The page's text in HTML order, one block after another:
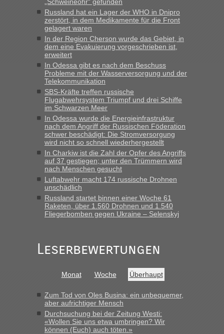
Originalverpackt ist und ersichlich das nicht neu sollte es
keine Probleme geben“
Recht, Visa und Dokumente • Deklaration
gebrauchter Kleidung beim Zoll
„Hallo Leute, ich weiß nicht, ob ich hier richtig bin mit meiner
Anfrage. Ich möchte 4 Umzugskartons mit gebrauchter
Straßen Kleidung bei der Einreise in die Ukraine
mitnehmen. Es ist gebrauchte Kleidung...“
Berichte und Reisetipps • Re: An welchem
Grenzübergang zwischen Polen und der Ukraine geht es am
schnellsten?
„Wir sind mit unserem Wohnmobil, wie geplant am Montag
15.6. in Krakovets rüber. Sehr zeitig los gegen 5 Uhr in der
Früh. Mit sehr sehr wenig Verkehr, super bis zur Grenze. Nur
8 PKW vor der Schranke....“
inBerichte und Reisetipps • Re: An welchem
Grenzübergang zwischen Polen und der Ukraine geht es am
schnellsten?
schnell da auch Passagiere mit EU-Pass dabei waren“
Berichte und Reisetipps • Re: An welchem
Grenzübergang zwischen Polen und der Ukraine geht es am
„Bin am Montag 15.6.26 um 8 Uhr in Urgyniw ausgereist,
das erste Mal an einem Montagmorgen ca. 15 Fahrzeuge
vor mir, bin sonst der Erste oder Zweite, egal, nach ca 20
Minuten wurde dann die nächste Welle...“
Russland hat ein Lager der WHO in Dnipro
zerstört, in dem Medikamente für die Front
gelagert waren
In der Region Cherson wurde das Gebiet, in
dem eine Evakuierung vorgeschrieben ist,
erweitert
In Odessa gibt es nach dem Beschuss
Probleme mit der Wasserversorgung und der
Telekommunikation
SBS-Kräfte treffen russische
Flugabwehrsystem Triumpf und drei Schiffe
im Schwarzen Meer
In Odessa wurde die Energieinfrastruktur
nach dem Angriff der Russischen Föderation
schwer beschädigt: Die Stromversorgung
wird nicht so schnell wiederhergestellt
In Charkiw ist die Zahl der Opfer des Angriffs
auf 37 gestiegen; unter den Trümmern wird
nach Menschen gesucht
Luftabwehr macht 174 russische Drohnen
unschädlich
Russland startet binnen einer Woche 61
Raketen, über 1.560 Drohnen und 1.540
Fliegerbomben gegen Ukraine – Selenskyj
Leserbewertungen
Monat Woche Überhaupt
Zum Tod von Oles Busina: ein unbequemer,
aber aufrichtiger Mensch
Durchsuchung bei der Zeitung Westi:
«Wollen Sie uns etwa umbringen? Wir
können (Euch) auch töten.»